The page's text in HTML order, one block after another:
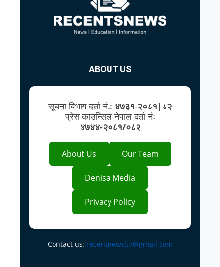
ABOUT US
सूचना विभाग दर्ता नं.: ४७३१-२०८१|८२
प्रेस काउन्सिल नेपाल दर्ता नंः
४७४४-२०८१/०८२
About Us Our Team
Denisa Media
Privacy Policy
Contact us: recentnews57@gmail.com